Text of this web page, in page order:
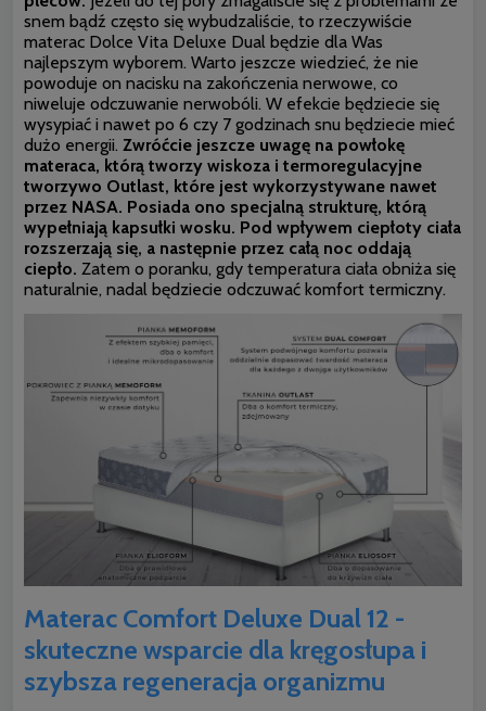
snem bądź często się wybudzaliście, to rzeczywiście
materac Dolce Vita Deluxe Dual będzie dla Was
najlepszym wyborem. Warto jeszcze wiedzieć, że nie
powoduje on nacisku na zakończenia nerwowe, co
niweluje odczuwanie nerwobóli. W efekcie będziecie się
wysypiać i nawet po 6 czy 7 godzinach snu będziecie mieć
dużo energii. Zwróćcie jeszcze uwagę na powłokę
materaca, którą tworzy wiskoza i termoregulacyjne
tworzywo Outlast, które jest wykorzystywane nawet
przez NASA. Posiada ono specjalną strukturę, którą
wypełniają kapsułki wosku. Pod wpływem ciepłoty ciała
rozszerzają się, a następnie przez całą noc oddają
ciepło. Zatem o poranku, gdy temperatura ciała obniża się
naturalnie, nadal będziecie odczuwać komfort termiczny.
Materac Comfort Deluxe Dual 12 -
skuteczne wsparcie dla kręgosłupa i
szybsza regeneracja organizmu